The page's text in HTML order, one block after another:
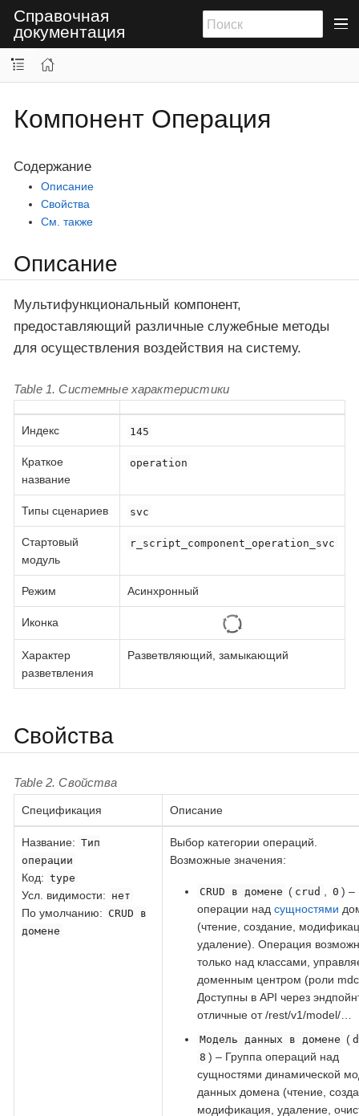
Справочная
документация
Компонент Операция
Содержание
Описание
Свойства
См. также
Описание
Мультифункциональный компонент,
предоставляющий различные служебные методы
для осуществления воздействия на систему.
Table 1. Системные характеристики
Индекс 145
Краткое
название
operation
Типы сценариев svc
Стартовый
модуль
r_script_component_operation_svc
Режим Асинхронный
Иконка
Характер
разветвления
Разветвляющий, замыкающий
Свойства
Table 2. Свойства
Спецификация Описание
Название: Тип
операции
Код: type
Усл. видимости: нет
По умолчанию: CRUD в
домене
Выбор категории операций.
Возможные значения:
CRUD в домене ( crud 0 ) –
операции над сущностями
(чтение, создание,
удаление). Операция
только над классами,
доменным центром (роли
Доступны в API через
отличные от /rest/v1/model/…​
Модель данных в домене (
8 ) – Группа операций над
сущностями динамической
данных домена (чтение,
модификация, удаление,